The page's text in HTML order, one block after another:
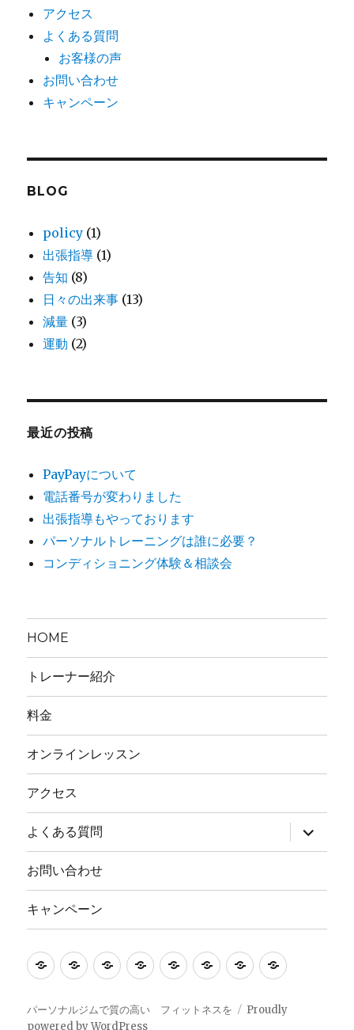
アクセス
よくある質問
お客様の声
お問い合わせ
キャンペーン
BLOG
policy (1)
出張指導 (1)
告知 (8)
日々の出来事 (13)
減量 (3)
運動 (2)
最近の投稿
PayPayについて
電話番号が変わりました
出張指導もやっております
パーソナルトレーニングは誰に必要？
コンディショニング体験＆相談会
HOME
トレーナー紹介
料金
オンラインレッスン
アクセス
よくある質問
サ
ブ
メ
ー
開
お問い合わせ
キャンペーン
HOME
ト
ー
料
オ
ラ
ア
セ
よ
あ
お
い
キ
ン
パーソナルジムで質の高い フィットネスを
Proudly
powered by WordPress